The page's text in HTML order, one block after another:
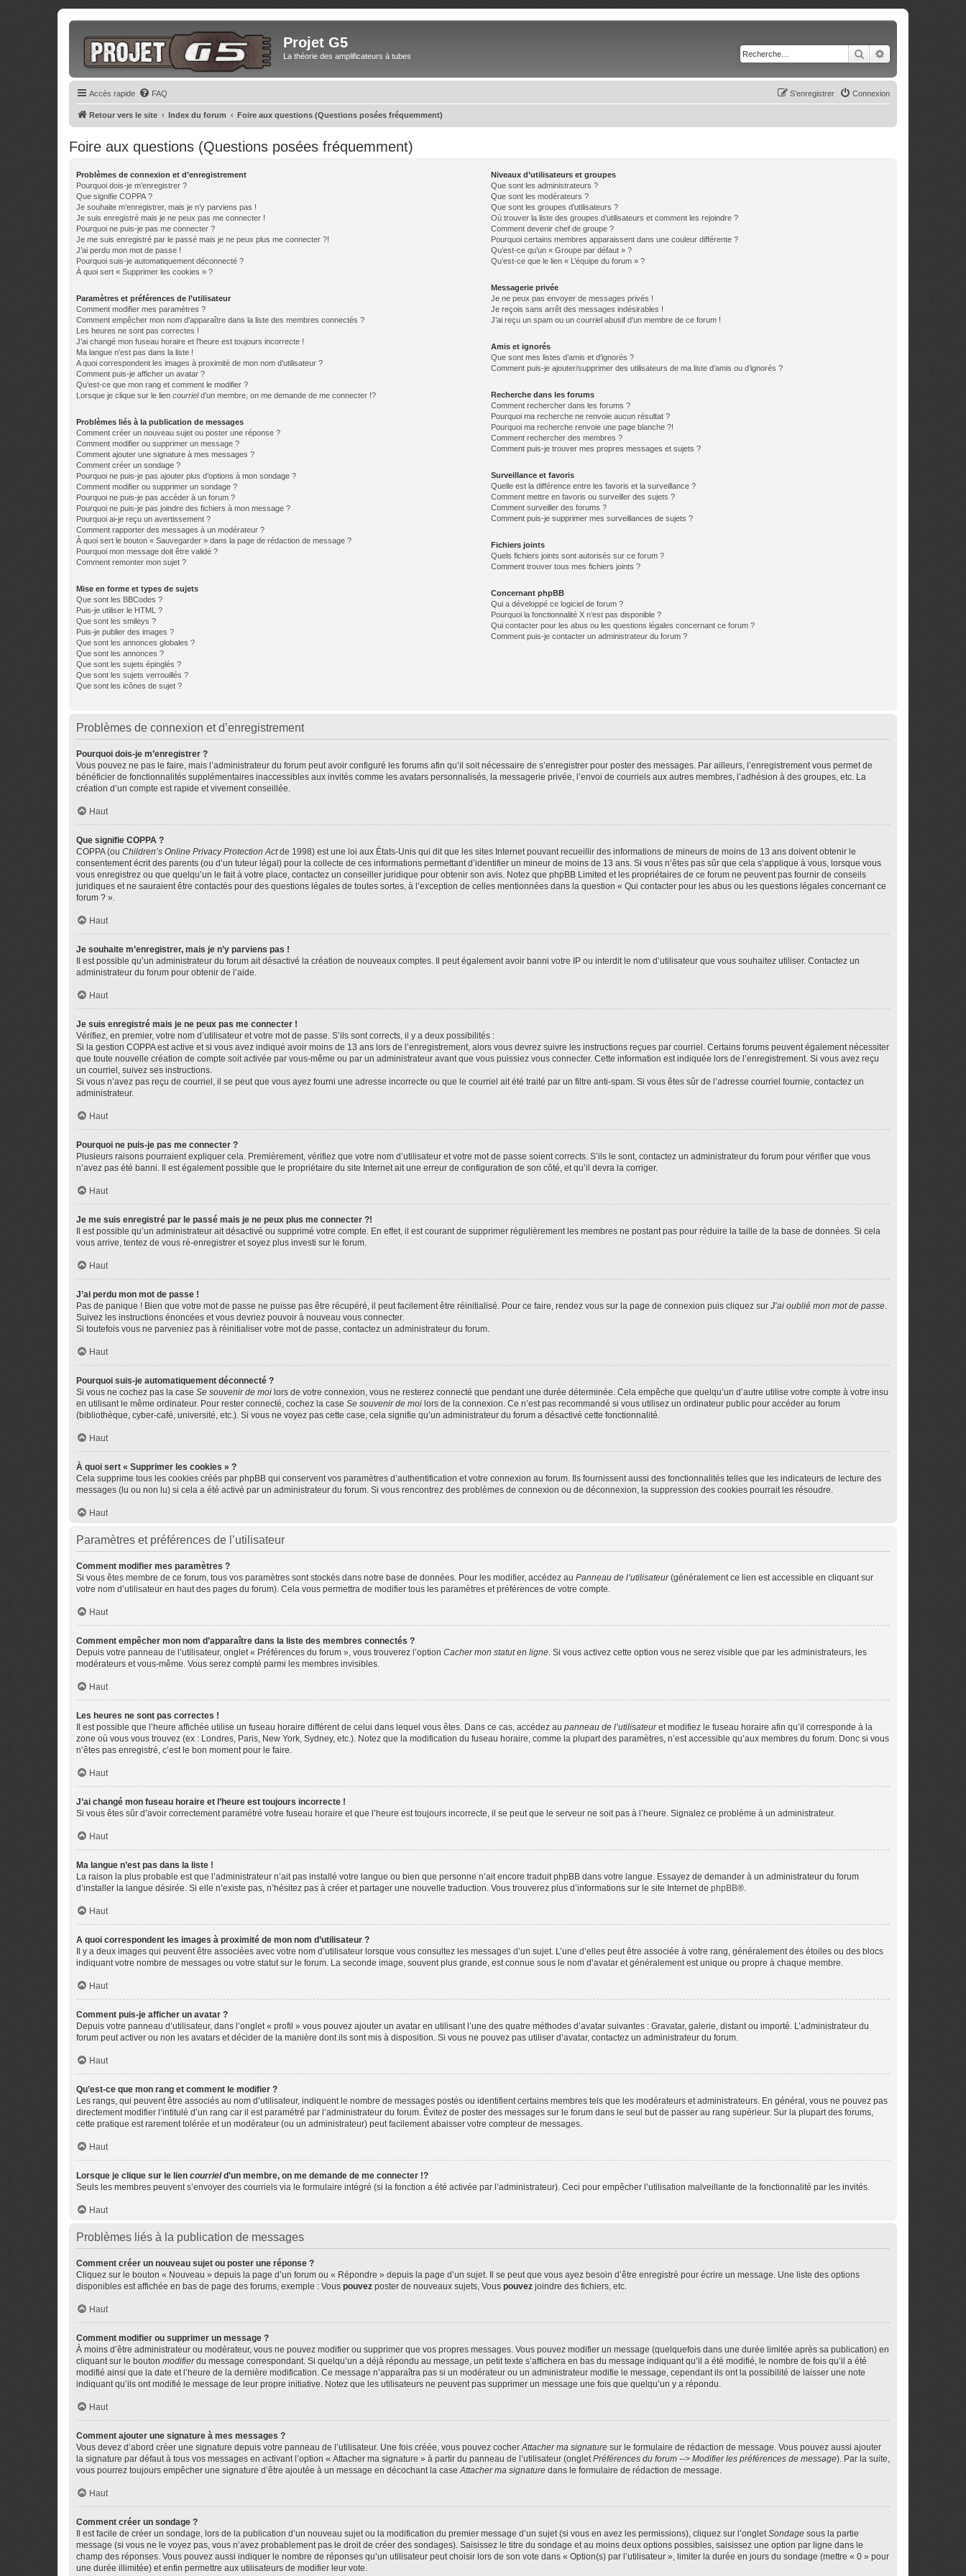
Projet G5
La théorie des amplificateurs à tubes Rechercher
Accès rapide FAQ Connexion
S’enregistrer
Retour vers le site Index du forum Foire aux questions (Questions posées fréquemment)
Foire aux questions (Questions posées fréquemment)
Problèmes de connexion et d’enregistrement
Pourquoi dois-je m’enregistrer ?
Que signifie COPPA ?
Je souhaite m’enregistrer, mais je n’y parviens pas !
Je suis enregistré mais je ne peux pas me connecter !
Pourquoi ne puis-je pas me connecter ?
Je me suis enregistré par le passé mais je ne peux plus me connecter ?!
J’ai perdu mon mot de passe !
Pourquoi suis-je automatiquement déconnecté ?
À quoi sert « Supprimer les cookies » ?
Paramètres et préférences de l’utilisateur
Comment modifier mes paramètres ?
Comment empêcher mon nom d’apparaître dans la liste des membres connectés ?
Les heures ne sont pas correctes !
J’ai changé mon fuseau horaire et l’heure est toujours incorrecte !
Ma langue n’est pas dans la liste !
A quoi correspondent les images à proximité de mon nom d’utilisateur ?
Comment puis-je afficher un avatar ?
Qu’est-ce que mon rang et comment le modifier ?
Lorsque je clique sur le lien courrield’un membre, on me demande de me connecter !?
Problèmes liés à la publication de messages
Comment créer un nouveau sujet ou poster une réponse ?
Comment modifier ou supprimer un message ?
Comment ajouter une signature à mes messages ?
Comment créer un sondage ?
Pourquoi ne puis-je pas ajouter plus d’options à mon sondage ?
Comment modifier ou supprimer un sondage ?
Pourquoi ne puis-je pas accéder à un forum ?
Pourquoi ne puis-je pas joindre des fichiers à mon message ?
Pourquoi ai-je reçu un avertissement ?
Comment rapporter des messages à un modérateur ?
À quoi sert le bouton « Sauvegarder » dans la page de rédaction de message ?
Pourquoi mon message doit être validé ?
Comment remonter mon sujet ?
Mise en forme et types de sujets
Que sont les BBCodes ?
Puis-je utiliser le HTML ?
Que sont les smileys ?
Puis-je publier des images ?
Que sont les annonces globales ?
Que sont les annonces ?
Que sont les sujets épinglés ?
Que sont les sujets verrouillés ?
Que sont les icônes de sujet ?
Niveaux d’utilisateurs et groupes
Que sont les administrateurs ?
Que sont les modérateurs ?
Que sont les groupes d’utilisateurs ?
Où trouver la liste des groupes d’utilisateurs et comment les rejoindre ?
Comment devenir chef de groupe ?
Pourquoi certains membres apparaissent dans une couleur différente ?
Qu’est-ce qu’un « Groupe par défaut » ?
Qu’est-ce que le lien « L’équipe du forum » ?
Messagerie privée
Je ne peux pas envoyer de messages privés !
Je reçois sans arrêt des messages indésirables !
J’ai reçu un spam ou un courriel abusif d’un membre de ce forum !
Amis et ignorés
Que sont mes listes d’amis et d’ignorés ?
Comment puis-je ajouter/supprimer des utilisateurs de ma liste d’amis ou d’ignorés ?
Recherche dans les forums
Comment rechercher dans les forums ?
Pourquoi ma recherche ne renvoie aucun résultat ?
Pourquoi ma recherche renvoie une page blanche ?!
Comment rechercher des membres ?
Comment puis-je trouver mes propres messages et sujets ?
Surveillance et favoris
Quelle est la différence entre les favoris et la surveillance ?
Comment mettre en favoris ou surveiller des sujets ?
Comment surveiller des forums ?
Comment puis-je supprimer mes surveillances de sujets ?
Fichiers joints
Quels fichiers joints sont autorisés sur ce forum ?
Comment trouver tous mes fichiers joints ?
Concernant phpBB
Qui a développé ce logiciel de forum ?
Pourquoi la fonctionnalité X n’est pas disponible ?
Qui contacter pour les abus ou les questions légales concernant ce forum ?
Comment puis-je contacter un administrateur du forum ?
Problèmes de connexion et d’enregistrement
Pourquoi dois-je m’enregistrer ?
Vous pouvez ne pas le faire, mais l’administrateur du forum peut avoir configuré les forums afin qu’il soit nécessaire de s’enregistrer pour poster des messages. Par ailleurs, l’enregistrement vous permet de
bénéficier de fonctionnalités supplémentaires inaccessibles aux invités comme les avatars personnalisés, la messagerie privée, l’envoi de courriels aux autres membres, l’adhésion à des groupes, etc. La
création d’un compte est rapide et vivement conseillée.
Haut
Que signifie COPPA ?
COPPA (ou Children’s Online Privacy Protection Actde 1998) est une loi aux États-Unis qui dit que les sites Internet pouvant recueillir des informations de mineurs de moins de 13 ans doivent obtenir le
consentement écrit des parents (ou d’un tuteur légal) pour la collecte de ces informations permettant d’identifier un mineur de moins de 13 ans. Si vous n’êtes pas sûr que cela s’applique à vous, lorsque vous
vous enregistrez ou que quelqu’un le fait à votre place, contactez un conseiller juridique pour obtenir son avis. Notez que phpBB Limited et les propriétaires de ce forum ne peuvent pas fournir de conseils
juridiques et ne sauraient être contactés pour des questions légales de toutes sortes, à l’exception de celles mentionnées dans la question « Qui contacter pour les abus ou les questions légales concernant ce
forum ? ».
Haut
Je souhaite m’enregistrer, mais je n’y parviens pas !
Il est possible qu’un administrateur du forum ait désactivé la création de nouveaux comptes. Il peut également avoir banni votre IP ou interdit le nom d’utilisateur que vous souhaitez utiliser. Contactez un
administrateur du forum pour obtenir de l’aide.
Haut
Je suis enregistré mais je ne peux pas me connecter !
Vérifiez, en premier, votre nom d’utilisateur et votre mot de passe. S’ils sont corrects, il y a deux possibilités :
Si la gestion COPPA est active et si vous avez indiqué avoir moins de 13 ans lors de l’enregistrement, alors vous devrez suivre les instructions reçues par courriel. Certains forums peuvent également nécessiter
que toute nouvelle création de compte soit activée par vous-même ou par un administrateur avant que vous puissiez vous connecter. Cette information est indiquée lors de l’enregistrement. Si vous avez reçu
un courriel, suivez ses instructions.
Si vous n’avez pas reçu de courriel, il se peut que vous ayez fourni une adresse incorrecte ou que le courriel ait été traité par un filtre anti-spam. Si vous êtes sûr de l’adresse courriel fournie, contactez un
administrateur.
Haut
Pourquoi ne puis-je pas me connecter ?
Plusieurs raisons pourraient expliquer cela. Premièrement, vérifiez que votre nom d’utilisateur et votre mot de passe soient corrects. S’ils le sont, contactez un administrateur du forum pour vérifier que vous
n’avez pas été banni. Il est également possible que le propriétaire du site Internet ait une erreur de configuration de son côté, et qu’il devra la corriger.
Haut
Je me suis enregistré par le passé mais je ne peux plus me connecter ?!
Il est possible qu’un administrateur ait désactivé ou supprimé votre compte. En effet, il est courant de supprimer régulièrement les membres ne postant pas pour réduire la taille de la base de données. Si cela
vous arrive, tentez de vous ré-enregistrer et soyez plus investi sur le forum.
Haut
J’ai perdu mon mot de passe !
Pas de panique ! Bien que votre mot de passe ne puisse pas être récupéré, il peut facilement être réinitialisé. Pour ce faire, rendez vous sur la page de connexion puis cliquez sur J’ai oublié mon mot de passe.
Suivez les instructions énoncées et vous devriez pouvoir à nouveau vous connecter.
Si toutefois vous ne parveniez pas à réinitialiser votre mot de passe, contactez un administrateur du forum.
Haut
Pourquoi suis-je automatiquement déconnecté ?
Si vous ne cochez pas la case Se souvenir de moi lors de votre connexion, vous ne resterez connecté que pendant une durée déterminée. Cela empêche que quelqu’un d’autre utilise votre compte à votre insu
en utilisant le même ordinateur. Pour rester connecté, cochez la case Se souvenir de moi lors de la connexion. Ce n’est pas recommandé si vous utilisez un ordinateur public pour accéder au forum
(bibliothèque, cyber-café, université, etc.). Si vous ne voyez pas cette case, cela signifie qu’un administrateur du forum a désactivé cette fonctionnalité.
Haut
À quoi sert « Supprimer les cookies » ?
Cela supprime tous les cookies créés par phpBB qui conservent vos paramètres d’authentification et votre connexion au forum. Ils fournissent aussi des fonctionnalités telles que les indicateurs de lecture des
messages (lu ou non lu) si cela a été activé par un administrateur du forum. Si vous rencontrez des problèmes de connexion ou de déconnexion, la suppression des cookies pourrait les résoudre.
Haut
Paramètres et préférences de l’utilisateur
Comment modifier mes paramètres ?
Si vous êtes membre de ce forum, tous vos paramètres sont stockés dans notre base de données. Pour les modifier, accédez au Panneau de l’utilisateur(généralement ce lien est accessible en cliquant sur
votre nom d’utilisateur en haut des pages du forum). Cela vous permettra de modifier tous les paramètres et préférences de votre compte.
Haut
Comment empêcher mon nom d’apparaître dans la liste des membres connectés ?
Depuis votre panneau de l’utilisateur, onglet « Préférences du forum », vous trouverez l’option Cacher mon statut en ligne. Si vous activez cette option vous ne serez visible que par les administrateurs, les
modérateurs et vous-même. Vous serez compté parmi les membres invisibles.
Haut
Les heures ne sont pas correctes !
Il est possible que l’heure affichée utilise un fuseau horaire différent de celui dans lequel vous êtes. Dans ce cas, accédez au panneau de l’utilisateuret modifiez le fuseau horaire afin qu’il corresponde à la
zone où vous vous trouvez (ex : Londres, Paris, New York, Sydney, etc.). Notez que la modification du fuseau horaire, comme la plupart des paramètres, n’est accessible qu’aux membres du forum. Donc si vous
n’êtes pas enregistré, c’est le bon moment pour le faire.
Haut
J’ai changé mon fuseau horaire et l’heure est toujours incorrecte !
Si vous êtes sûr d’avoir correctement paramétré votre fuseau horaire et que l’heure est toujours incorrecte, il se peut que le serveur ne soit pas à l’heure. Signalez ce problème à un administrateur.
Haut
Ma langue n’est pas dans la liste !
La raison la plus probable est que l’administrateur n’ait pas installé votre langue ou bien que personne n’ait encore traduit phpBB dans votre langue. Essayez de demander à un administrateur du forum
d’installer la langue désirée. Si elle n’existe pas, n’hésitez pas à créer et partager une nouvelle traduction. Vous trouverez plus d’informations sur le site Internet de phpBB®.
Haut
A quoi correspondent les images à proximité de mon nom d’utilisateur ?
Il y a deux images qui peuvent être associées avec votre nom d’utilisateur lorsque vous consultez les messages d’un sujet. L’une d’elles peut être associée à votre rang, généralement des étoiles ou des blocs
indiquant votre nombre de messages ou votre statut sur le forum. La seconde image, souvent plus grande, est connue sous le nom d’avatar et généralement est unique ou propre à chaque membre.
Haut
Comment puis-je afficher un avatar ?
Depuis votre panneau d’utilisateur, dans l’onglet « profil » vous pouvez ajouter un avatar en utilisant l’une des quatre méthodes d’avatar suivantes : Gravatar, galerie, distant ou importé. L’administrateur du
forum peut activer ou non les avatars et décider de la manière dont ils sont mis à disposition. Si vous ne pouvez pas utiliser d’avatar, contactez un administrateur du forum.
Haut
Qu’est-ce que mon rang et comment le modifier ?
Les rangs, qui peuvent être associés au nom d’utilisateur, indiquent le nombre de messages postés ou identifient certains membres tels que les modérateurs et administrateurs. En général, vous ne pouvez pas
directement modifier l’intitulé d’un rang car il est paramétré par l’administrateur du forum. Évitez de poster des messages sur le forum dans le seul but de passer au rang supérieur. Sur la plupart des forums,
cette pratique est rarement tolérée et un modérateur (ou un administrateur) peut facilement abaisser votre compteur de messages.
Haut
Lorsque je clique sur le lien courrield’un membre, on me demande de me connecter !?
Seuls les membres peuvent s’envoyer des courriels via le formulaire intégré (si la fonction a été activée par l’administrateur). Ceci pour empêcher l’utilisation malveillante de la fonctionnalité par les invités.
Haut
Problèmes liés à la publication de messages
Comment créer un nouveau sujet ou poster une réponse ?
Cliquez sur le bouton « Nouveau » depuis la page d’un forum ou « Répondre » depuis la page d’un sujet. Il se peut que vous ayez besoin d’être enregistré pour écrire un message. Une liste des options
disponibles est affichée en bas de page des forums, exemple : Vous pouvez poster de nouveaux sujets, Vous pouvez joindre des fichiers, etc.
Haut
Comment modifier ou supprimer un message ?
À moins d’être administrateur ou modérateur, vous ne pouvez modifier ou supprimer que vos propres messages. Vous pouvez modifier un message (quelquefois dans une durée limitée après sa publication) en
cliquant sur le bouton modifierdu message correspondant. Si quelqu’un a déjà répondu au message, un petit texte s’affichera en bas du message indiquant qu’il a été modifié, le nombre de fois qu’il a été
modifié ainsi que la date et l’heure de la dernière modification. Ce message n’apparaîtra pas si un modérateur ou un administrateur modifie le message, cependant ils ont la possibilité de laisser une note
indiquant qu’ils ont modifié le message de leur propre initiative. Notez que les utilisateurs ne peuvent pas supprimer un message une fois que quelqu’un y a répondu.
Haut
Comment ajouter une signature à mes messages ?
Vous devez d’abord créer une signature depuis votre panneau de l’utilisateur. Une fois créée, vous pouvez cocherAttacher ma signature sur le formulaire de rédaction de message. Vous pouvez aussi ajouter
la signature par défaut à tous vos messages en activant l’option « Attacher ma signature » à partir du panneau de l’utilisateur (ongletPréférences du forum --> Modifier les préférences de message). Par la suite,
vous pourrez toujours empêcher une signature d’être ajoutée à un message en décochant la caseAttacher ma signature dans le formulaire de rédaction de message.
Haut
Comment créer un sondage ?
Il est facile de créer un sondage, lors de la publication d’un nouveau sujet ou la modification du premier message d’un sujet (si vous en avez les permissions), cliquez sur l’ongletSondage sous la partie
message (si vous ne le voyez pas, vous n’avez probablement pas le droit de créer des sondages). Saisissez le titre du sondage et au moins deux options possibles, saisissez une option par ligne dans le
champ des réponses. Vous pouvez aussi indiquer le nombre de réponses qu’un utilisateur peut choisir lors de son vote dans « Option(s) par l’utilisateur », limiter la durée en jours du sondage (mettre « 0 » pour
une durée illimitée) et enfin permettre aux utilisateurs de modifier leur vote.